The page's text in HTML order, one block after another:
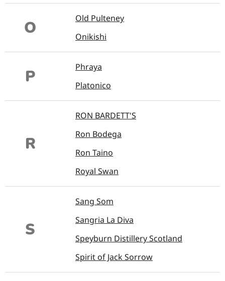
O
Old Pulteney
Onikishi
P
Phraya
Platonico
R
RON BARDETT'S
Ron Bodega
Ron Taino
Royal Swan
S
Sang Som
Sangria La Diva
Speyburn Distillery Scotland
Spirit of Jack Sorrow